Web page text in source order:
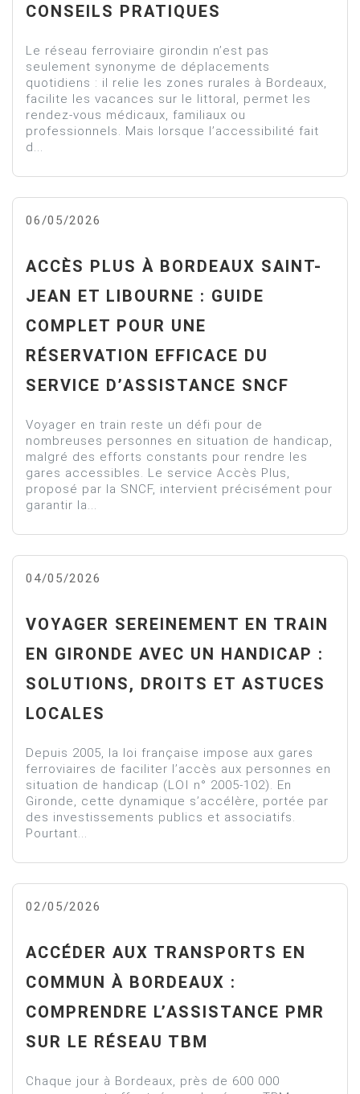
CONSEILS PRATIQUES
Le réseau ferroviaire girondin n’est pas
seulement synonyme de déplacements
quotidiens : il relie les zones rurales à Bordeaux,
facilite les vacances sur le littoral, permet les
rendez-vous médicaux, familiaux ou
professionnels. Mais lorsque l’accessibilité fait
d...
06/05/2026
ACCÈS PLUS À BORDEAUX SAINT-
JEAN ET LIBOURNE : GUIDE
COMPLET POUR UNE
RÉSERVATION EFFICACE DU
SERVICE D’ASSISTANCE SNCF
Voyager en train reste un défi pour de
nombreuses personnes en situation de handicap,
malgré des efforts constants pour rendre les
gares accessibles. Le service Accès Plus,
proposé par la SNCF, intervient précisément pour
garantir la...
04/05/2026
VOYAGER SEREINEMENT EN TRAIN
EN GIRONDE AVEC UN HANDICAP :
SOLUTIONS, DROITS ET ASTUCES
LOCALES
Depuis 2005, la loi française impose aux gares
ferroviaires de faciliter l’accès aux personnes en
situation de handicap (LOI n° 2005-102). En
Gironde, cette dynamique s’accélère, portée par
des investissements publics et associatifs.
Pourtant...
02/05/2026
ACCÉDER AUX TRANSPORTS EN
COMMUN À BORDEAUX :
COMPRENDRE L’ASSISTANCE PMR
SUR LE RÉSEAU TBM
Chaque jour à Bordeaux, près de 600 000